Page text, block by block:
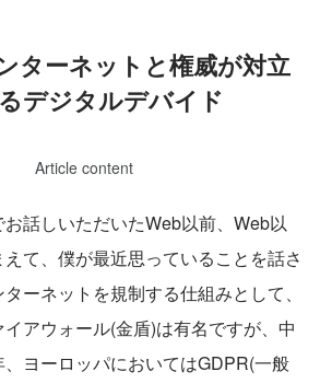
ターネットと権威が対立
デジタルデバイド
話しいただいたWeb以前、Web以
て、僕が最近思っていることを話さ
ーネットを規制する仕組みとして、
アウォール(金盾)は有名ですが、中
ヨーロッパにおいてはGDPR(一般